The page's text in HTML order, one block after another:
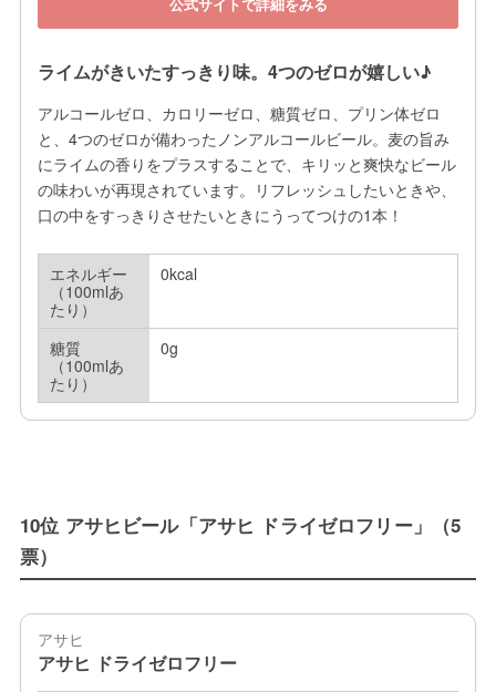
ライムがきいたすっきり味。4つのゼロが嬉しい♪
アルコールゼロ、カロリーゼロ、糖質ゼロ、プリン体ゼロ
と、4つのゼロが備わったノンアルコールビール。麦の旨み
にライムの香りをプラスすることで、キリッと爽快なビール
の味わいが再現されています。リフレッシュしたいときや、
口の中をすっきりさせたいときにうってつけの1本！
エネルギー
（100mlあ
たり）
0kcal
糖質
（100mlあ
たり）
0g
10位 アサヒビール「アサヒ ドライゼロフリー」（5
票）
アサヒ
アサヒ ドライゼロフリー